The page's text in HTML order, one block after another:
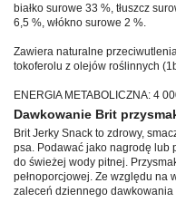
białko surowe 33 %, tłuszcz
6,5 %, włókno surowe 2 %.
Zawiera naturalne
tokoferolu z olejów roślinnych
ENERGIA METABOLICZNA: 4
Dawkowanie Brit
Brit Jerky Snack to zdrowy,
psa. Podawać jako nagrodę lub
do świeżej wody pitnej.
pełnoporcjowej. Ze względu na
zaleceń dziennego dawkowania